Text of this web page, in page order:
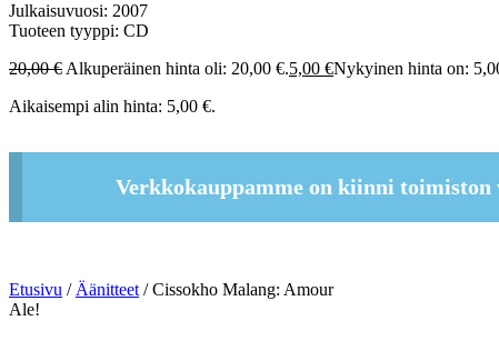
Julkaisuvuosi: 2007
Tuoteen tyyppi: CD
20,00€ Alkuperäinen hinta oli: 20,00 €.5,00 €Nykyinen hinta on:
Aikaisempi alin hinta: 5,00 €.
Verkkokauppamme on kiinni toimiston
Etusivu /Äänitteet/ Cissokho Malang: Amour
Ale!